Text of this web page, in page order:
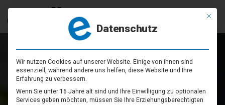
Mit
Datenschutz
Wir nutzen Cookies auf unserer Website. Einige von ihnen sind
essenziell, während andere uns helfen, diese Website und Ihre
Erfahrung zu verbessern.
Wenn Sie unter 16 Jahre alt sind und Ihre Einwilligung zu optionalen
Services geben möchten, müssen Sie Ihre Erziehungsberechtigten